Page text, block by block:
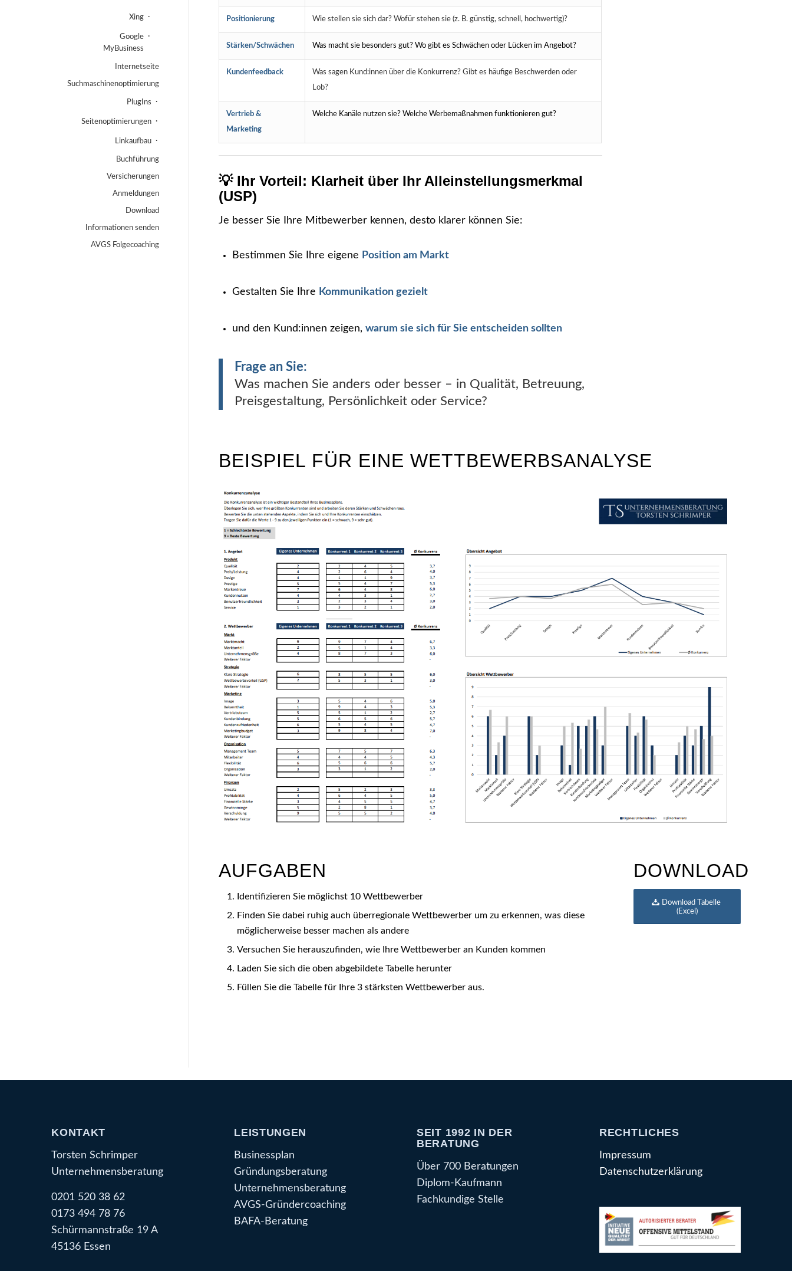
Positionierung Wie stellen sie sich dar? Wofür stehen sie (z. B. günstig, schnell, hochwertig)?
Stärken/Schwächen Was macht sie besonders gut? Wo gibt es Schwächen oder Lücken im Angebot?
Kundenfeedback
Was sagen Kund:innen über die Konkurrenz? Gibt es häufige Beschwerden oder
Lob?
Vertrieb &
Marketing
Welche Kanäle nutzen sie? Welche Werbemaßnahmen funktionieren gut?
💡 Ihr Vorteil: Klarheit über Ihr Alleinstellungsmerkmal
(USP)
Je besser Sie Ihre Mitbewerber kennen, desto klarer können Sie:
Bestimmen Sie Ihre eigene Position am Markt
Gestalten Sie Ihre Kommunikation gezielt
und den Kund:innen zeigen,warum sie sich für Sie entscheiden sollten
Frage an Sie:
Was machen Sie anders oder besser – in Qualität, Betreuung,
Preisgestaltung, Persönlichkeit oder Service?
BEISPIEL FÜR EINE WETTBEWERBSANALYSE
AUFGABEN
Identifizieren Sie möglichst 10 Wettbewerber
Finden Sie dabei ruhig auch überregionale Wettbewerber um zu erkennen, was diese
möglicherweise besser machen als andere
Versuchen Sie herauszufinden, wie Ihre Wettbewerber an Kunden kommen
Laden Sie sich die oben abgebildete Tabelle herunter
Füllen Sie die Tabelle für Ihre 3 stärksten Wettbewerber aus.
DOWNLOAD
Download Tabelle
(Excel)
Xing
Google
MyBusiness
Internetseite
Suchmaschinenoptimierung
PlugIns
Seitenoptimierungen
Linkaufbau
Buchführung
Versicherungen
Anmeldungen
Download
Informationen senden
AVGS Folgecoaching
KONTAKT
Torsten Schrimper
Unternehmensberatung
0201 520 38 62
0173 494 78 76
Schürmannstraße 19 A
45136 Essen
LEISTUNGEN
Businessplan
Gründungsberatung
Unternehmensberatung
AVGS-Gründercoaching
BAFA-Beratung
SEIT 1992 IN DER
BERATUNG
Über 700 Beratungen
Diplom-Kaufmann
Fachkundige Stelle
RECHTLICHES
Impressum
Datenschutzerklärung